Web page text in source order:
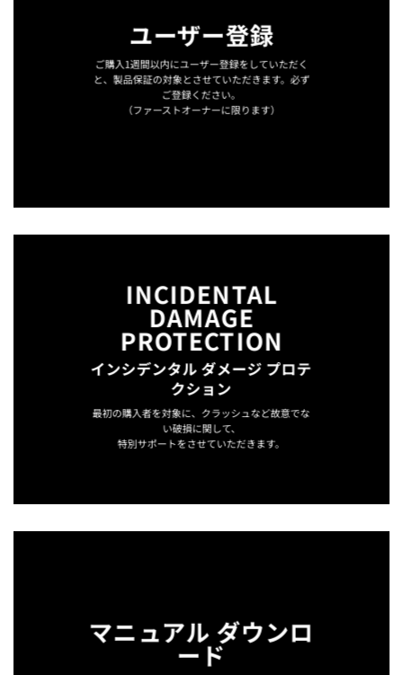
ユーザー登録
ご購入1週間以内にユーザー登録をしていただく
と、製品保証の対象とさせていただきます。必ず
ご登録ください。
（ファーストオーナーに限ります）
INCIDENTAL
DAMAGE
PROTECTION
インシデンタル ダメージ プロテ
クション
最初の購入者を対象に、クラッシュなど故意でな
い破損に関して、
特別サポートをさせていただきます。
マニュアル ダウンロ
ード